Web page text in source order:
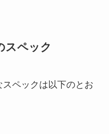
スペック
スペックは以下のとお